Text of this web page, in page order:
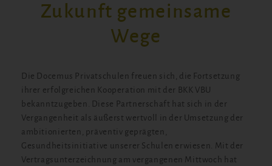
Zukunft gemeinsame
Wege
Die Docemus Privatschulen freuen sich, die Fortsetzung
ihrer erfolgreichen Kooperation mit der BKK VBU
bekanntzugeben. Diese Partnerschaft hat sich in der
Vergangenheit als äußerst wertvoll in der Umsetzung der
ambitionierten, präventiv geprägten,
Gesundheitsinitiative unserer Schulen erwiesen. Mit der
Vertragsunterzeichnung am vergangenen Mittwoch hat